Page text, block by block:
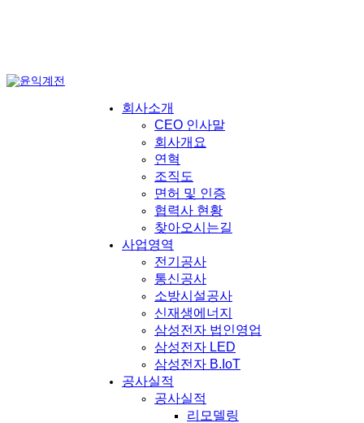
회사소개
CEO 인사말
회사개요
연혁
조직도
면허 및 인증
협력사 현황
찾아오시는길
사업영역
전기공사
통신공사
소방시설공사
신재생에너지
삼성전자 법인영업
삼성전자 LED
삼성전자 B.IoT
공사실적
공사실적
리모델링